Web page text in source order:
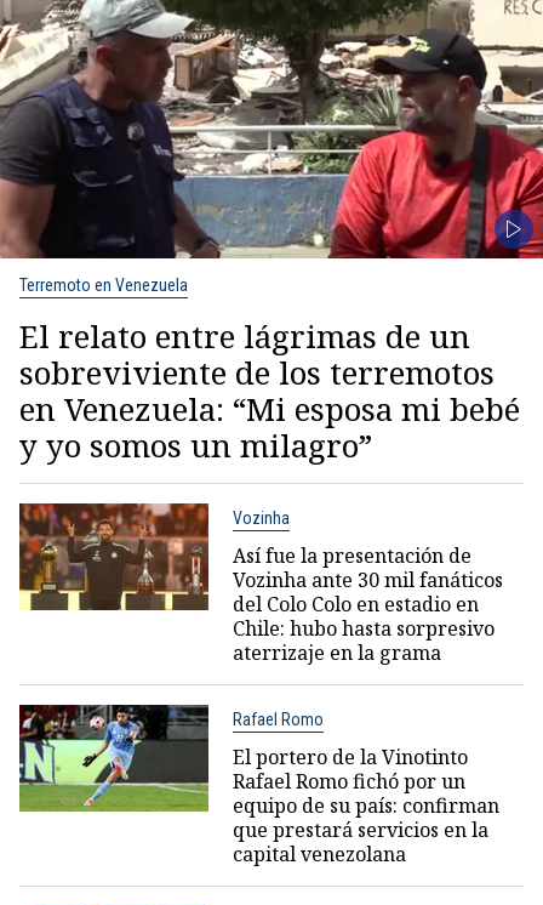
Terremoto en Venezuela
El relato entre lágrimas de un
sobreviviente de los terremotos
en Venezuela: “Mi esposa mi bebé
y yo somos un milagro”
Vozinha
Así fue la presentación de
Vozinha ante 30 mil fanáticos
del Colo Colo en estadio en
Chile: hubo hasta sorpresivo
aterrizaje en la grama
Rafael Romo
El portero de la Vinotinto
Rafael Romo fichó por un
equipo de su país: confirman
que prestará servicios en la
capital venezolana